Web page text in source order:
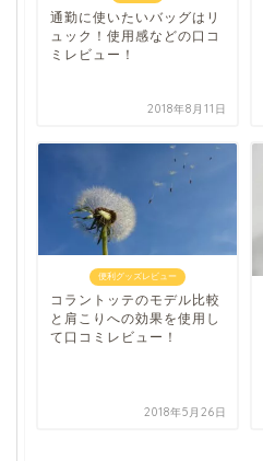
通勤に使いたいバッグはリ
ュック！使用感などの口コ
ミレビュー！
2018年8月11日
便利グッズレビュー
コラントッテのモデル比較
と肩こりへの効果を使用し
て口コミレビュー！
2018年5月26日